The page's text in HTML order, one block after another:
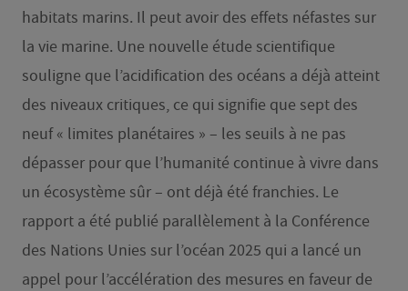
habitats marins. Il peut avoir des effets néfastes sur
la vie marine. Une nouvelle étude scientifique
souligne que l’acidification des océans a déjà atteint
des niveaux critiques, ce qui signifie que sept des
neuf « limites planétaires » – les seuils à ne pas
dépasser pour que l’humanité continue à vivre dans
un écosystème sûr – ont déjà été franchies. Le
rapport a été publié parallèlement à la Conférence
des Nations Unies sur l’océan 2025 qui a lancé un
appel pour l’accélération des mesures en faveur de